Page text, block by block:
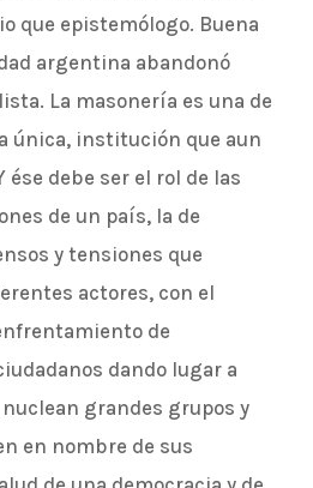
que epistemólogo. Buena
argentina abandonó
La masonería es una de
única, institución que aun
ése debe ser el rol de las
de un país, la de
y tensiones que
actores, con el
de
dando lugar a
grandes grupos y
en nombre de sus